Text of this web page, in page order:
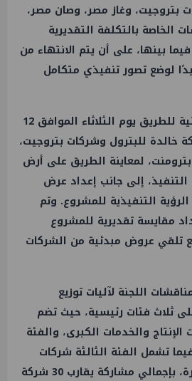
وغاز مصر، وصان مصر،
الخاصة بالتكلفة التقديرية
بينها، على أن يتم الانتهاء من
لوضع تصور تنفيذي متكامل
كما تم تنفيذ زيارة ميدانية للطريق يوم الثلاثاء الموافق 12
شركة خالدة للبترول وشركات بتروجيت،
لمعاينة الطريق على أرض
التنفيذ، إلى جانب إعداد عرض
التنفيذية للمشروع. وتم
مقايسة تقديرية للمشروع
تلقي عروض مبدئية من الشركات
اللجنة لآليات توزيع
ثلاث فئات رئيسية، حيث تضم
الإنتاج والخدمات الكبرى، والفئة
فيما تشمل الفئة الثالثة شركات
الخدمات والإنتاج الصغيرة، بإجمالي مشاركة يقارب 30 شركة